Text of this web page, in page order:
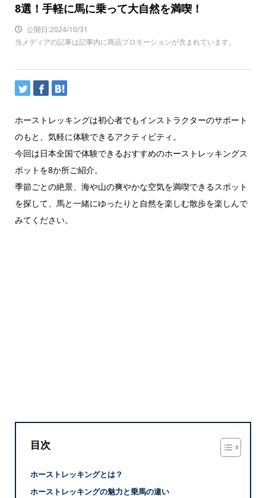
8選！手軽に馬に乗って大自然を満喫！
公開日:2024/10/31
当メディアの記事は記事内に商品プロモーションが含まれています。
ホーストレッキングは初心者でもインストラクターのサポート
のもと、気軽に体験できるアクティビティ。
今回は日本全国で体験できるおすすめのホーストレッキングス
ポットを8か所ご紹介。
季節ごとの絶景、海や山の爽やかな空気を満喫できるスポット
を探して、馬と一緒にゆったりと自然を楽しむ散歩を楽しんで
みてください。
目次
ホーストレッキングとは？
ホーストレッキングの魅力と乗馬の違い